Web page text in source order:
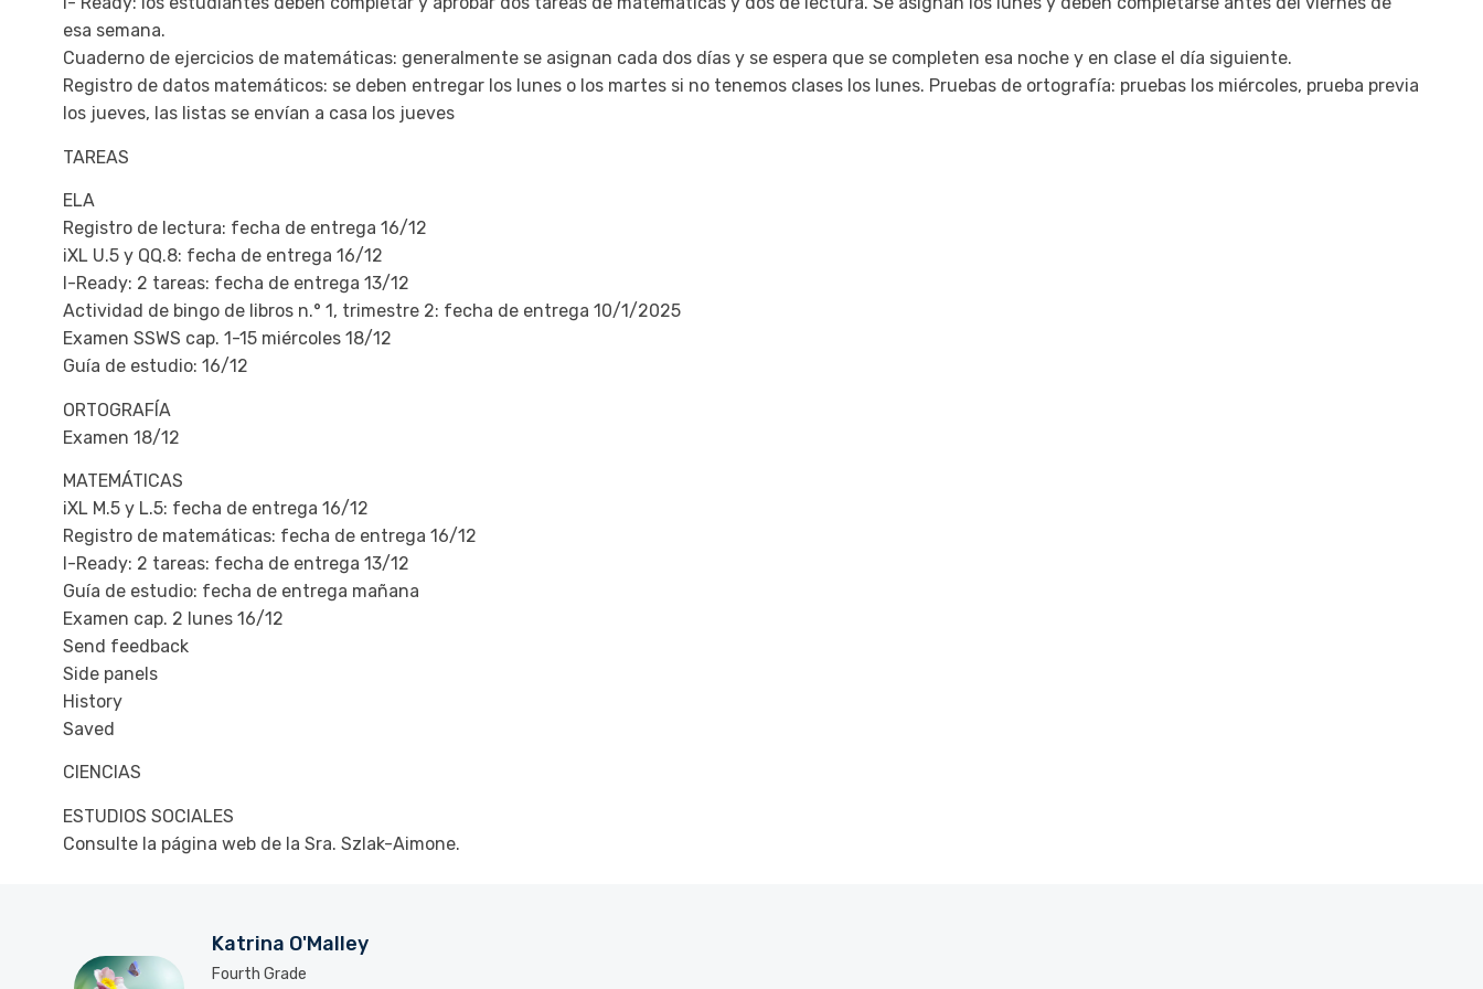
esa semana.
Cuaderno de ejercicios de matemáticas: generalmente se asignan cada dos días y se espera que se completen esa noche y en clase el día siguiente.
Registro de datos matemáticos: se deben entregar los lunes o los martes si no tenemos clases los lunes. Pruebas de ortografía: pruebas los miércoles, prueba previa
los jueves, las listas se envían a casa los jueves
TAREAS
ELA
Registro de lectura: fecha de entrega 16/12
iXL U.5 y QQ.8: fecha de entrega 16/12
I-Ready: 2 tareas: fecha de entrega 13/12
Actividad de bingo de libros n.° 1, trimestre 2: fecha de entrega 10/1/2025
Examen SSWS cap. 1-15 miércoles 18/12
Guía de estudio: 16/12
ORTOGRAFÍA
Examen 18/12
MATEMÁTICAS
iXL M.5 y L.5: fecha de entrega 16/12
Registro de matemáticas: fecha de entrega 16/12
I-Ready: 2 tareas: fecha de entrega 13/12
Guía de estudio: fecha de entrega mañana
Examen cap. 2 lunes 16/12
Send feedback
Side panels
History
Saved
CIENCIAS
ESTUDIOS SOCIALES
Consulte la página web de la Sra. Szlak-Aimone.
Katrina O'Malley
Fourth Grade